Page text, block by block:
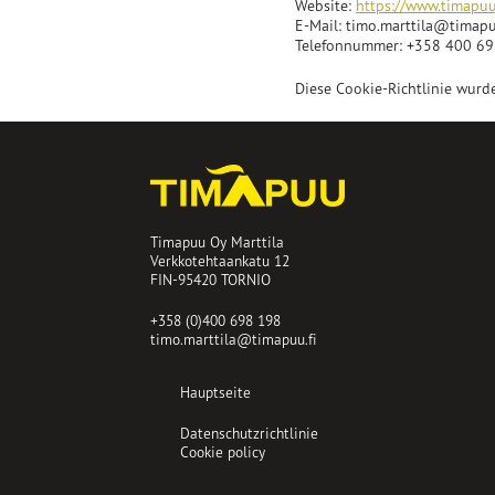
Website: https://
E-Mail: timo.marttila@
Telefonnummer: +358 400
Diese Cookie-Richtlinie
Timapuu Oy Marttila
Verkkotehtaankatu 12
FIN-95420 TORNIO
+358 (0)400 698 198
timo.marttila@timapuu.fi
Hauptseite
Datenschutzrichtlinie
Cookie policy